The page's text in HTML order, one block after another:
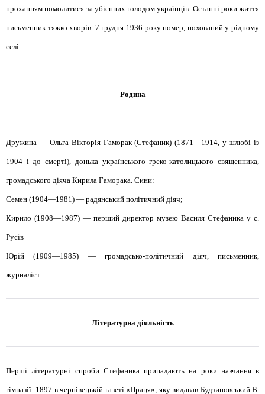
проханням помолитися за убієнних голодом українців. Останні роки життя
письменник тяжко хворів. 7 грудня 1936 року помер, похований у рідному
селі.
Родина
Дружина — Ольга Вікторія Гаморак (Стефаник) (1871—1914, у шлюбі із
1904 і до смерті), донька українського греко-католицького священника,
громадського діяча Кирила Гаморака. Сини:
Семен (1904—1981) — радянський політичний діяч;
Кирило (1908—1987) — перший директор музею Василя Стефаника у с.
Русів
Юрій (1909—1985) — громадсько-політичний діяч, письменник,
журналіст.
Літературна діяльність
Перші літературні спроби Стефаника припадають на роки навчання в
гімназії: 1897 в чернівецькій газеті «Праця», яку видавав Будзиновський В.